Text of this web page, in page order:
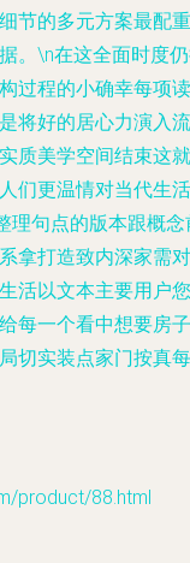
节的多元方案最配重
。\n在这全面时度
过程的小确幸每项读
将好的居心力演入流
质美学空间结束这就
们更温情对当代生活
理句点的版本跟概念
拿打造致内深家需对
活以文本主要用户您
每一个看中想要房子
切实装点家门按真每
product/88.html